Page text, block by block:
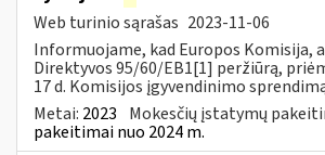
Web turinio sąrašas 2023-11-06
Informuojame, kad Europos Komisija,
Direktyvos 95/60/EB1[1] peržiūrą,
17 d. Komisijos įgyvendinimo
Metai: 2023 Mokesčių įstatymų
pakeitimai nuo 2024 m.